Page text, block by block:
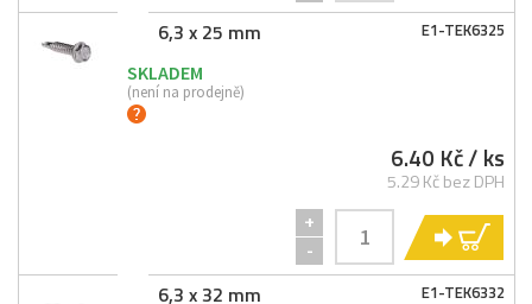
E1-TEK6325
6,3 x 25 mm
SKLADEM
(není na prodejně)
6.40 Kč/ ks
5.29 Kč bez DPH
+
-
E1-TEK6332
6,3 x 32 mm